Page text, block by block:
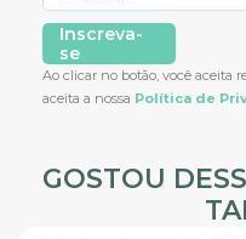
Inscreva-
se
Ao clicar no botão, você aceita
aceita a nossa Política de
GOSTOU